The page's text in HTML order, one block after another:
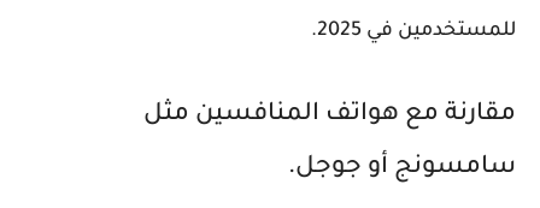
للمستخدمين في 2025.
مقارنة مع هواتف المنافسين مثل
سامسونج أو جوجل.